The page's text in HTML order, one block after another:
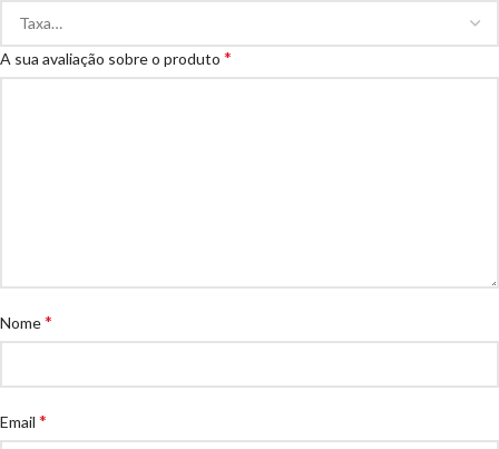
A sua avaliação sobre o produto *
Nome*
Email *